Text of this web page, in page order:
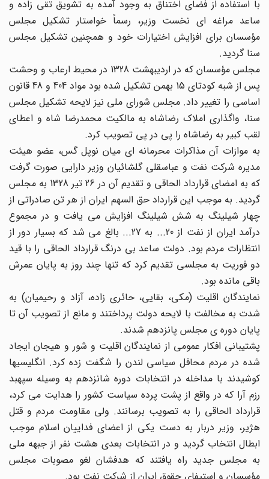
با استفاده از فضای اختناق به وجود آمده به تشویق تقی زاده و
ساعد مراغه ای نخست وزیر، رسماً خواستار تشکیل مجلس
مؤسسان برای افزایش اختیارات خود و همچنین تشکیل مجلس
سنا گردید.
مجلس مؤسسان که در اردیبهشت 1328 در محیط ارعاب و وحشت
پس از شبه کودتای 15 بهمن تشکیل شده بود مواد 404 و 48 قانون
اساسی را تغییر داد. مجلس شورای ملی نیز لایحه تشکیل مجلس
سنا، واگذاری املاک رضاشاه به مالکیت محمدرضا شاه و اعطای
لقب کبیر به رضاشاه را پی در پی تصویب کرد.
به موازات آن مذاکرات محرمانه ای میان نوپل گس، عضو هیئت
مدیره شرکت نفت و عباسقلی گلشائیان وزیر دارایی صورت گرفت
که به امضای قرارداد الحاقی و تقدیم آن در 26 تیر 1328 به مجلس
گردید. به موجب این قرارداد حق السهم ایران از هر تن صادراتی از
چهار شیلینگ به شش شیلینگ افزایش می یافت و در مجموع
درآمد ایران از نفت از 20... به 27... بالغ می شد که بسیار دور از
انتظارات مردم بود. دولت ساعد بی درنگ قرارداد الحاقی را با قید
دو فوریت به مجلسی تقدیم کرد که تنها چند روز به پایان عمرش
باقی مانده بود.
نمایندگان اقلیت (مکی، بقایی، حائری زاده، آزاد و رحیمیان) به
شدت به مخالفت با لایحه دولت پرداختند و مانع از تصویب آن تا
پایان دوره ی مجلس پانزدهم شدند.
پشتیبانی افکار عمومی از نمایندگان اقلیت و شور و هیجان ایجاد
شده در مردم محافل سیاسی لندن را شگفت زده کرد. انگلیسیها
کوشیدند با مداخله در انتخابات دوره شانزدهم به وسیله سپهبد
رزم آرا که در واقع از پشت پرده سیاست کشور را هدایت می کرد،
قرارداد الحاقی را به تصویب برسانند. ولی مقاومت مردم و قتل
هژیر، وزیر دربار به دست یکی از اعضای فداییان اسلام موجب
ابطال انتخاب گردید و در انتخابات بعدی هشت نفر از جبهه ملی
به مجلس جدید راه یافتند که هدفشان لغو مصوبات مجلس